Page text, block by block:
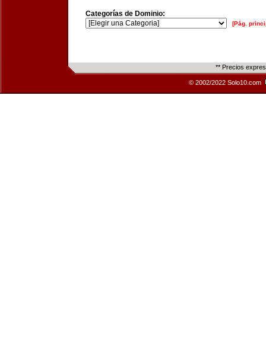
Categorías de Dominio:
[Pág.
** Precios
© 2002/2022 Solo10.com